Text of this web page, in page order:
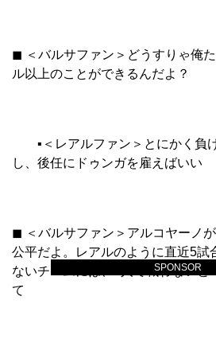
SPONSOR
◼︎ ＜バルサファン＞どうすりゃ俺
ル以上のことができるんだよ？
▪︎＜レアルファン＞とにかく負
し、後任にドゥンガを雇えばいい
◼︎ ＜バルサファン＞アルコヤーノ
公平だよ。レアルのように直近5試
ないチームには、9人で戦わないと
て